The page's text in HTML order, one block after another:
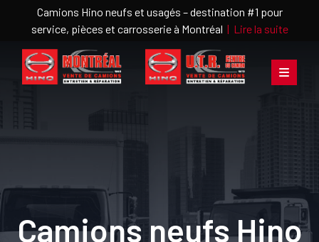
Camions Hino neufs et usagés – destination #1 pour
service, pièces et carrosserie à Montréal | Lire la suite
Camions neufs Hino